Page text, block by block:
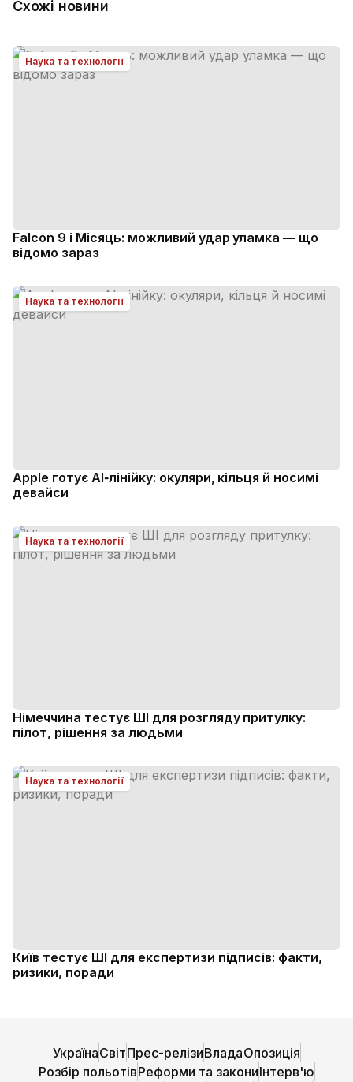
Схожі новини
Наука та технології
Falcon 9 і Місяць: можливий удар уламка — що
відомо зараз
Наука та технології
Apple готує AI‑лінійку: окуляри, кільця й носимі
девайси
Наука та технології
Німеччина тестує ШІ для розгляду притулку:
пілот, рішення за людьми
Наука та технології
Київ тестує ШІ для експертизи підписів: факти,
ризики, поради
УкраїнаСвітПрес-релізиВладаОпозиція
Розбір польотівРеформи та закониІнтерв'ю